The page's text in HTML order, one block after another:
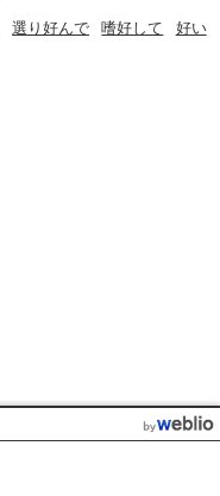
選り好んで 嗜好して
好い